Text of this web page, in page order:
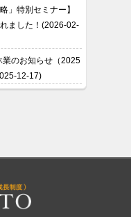
」特別セミナー】
ました！(2026-02-
業のお知らせ（2025
12-17)